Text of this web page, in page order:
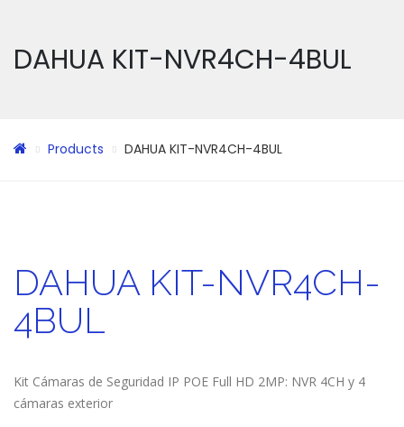
DAHUA KIT-NVR4CH-4BUL
Products DAHUA KIT-NVR4CH-4BUL
DAHUA KIT-NVR4CH-
4BUL
Kit Cámaras de Seguridad IP POE Full HD 2MP: NVR 4CH y 4
cámaras exterior